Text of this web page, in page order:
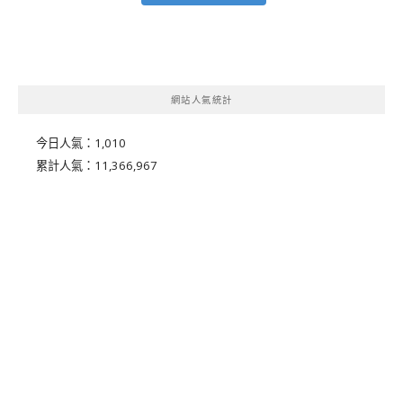
網站人氣統計
今日人氣： 1,010
累計人氣： 11,366,967